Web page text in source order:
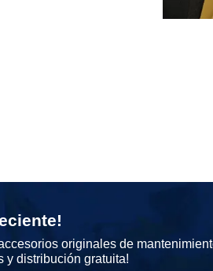
originales de
y distribución gratuita!